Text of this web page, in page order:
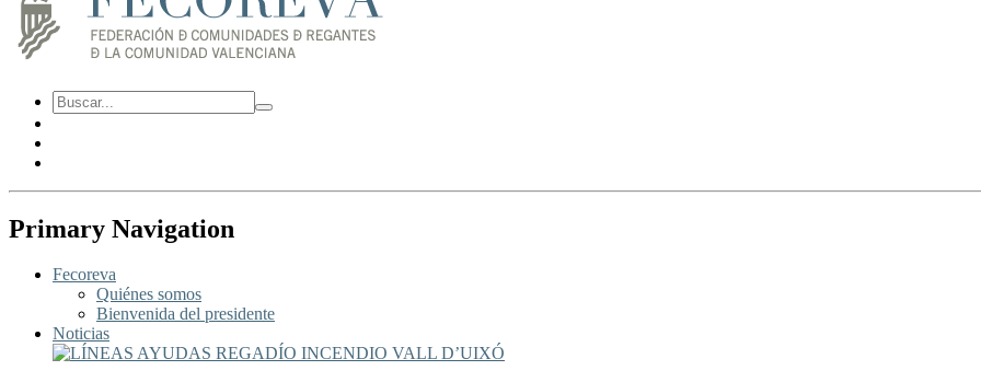
Primary Navigation
Fecoreva
Quiénes somos
Bienvenida del presidente
Noticias